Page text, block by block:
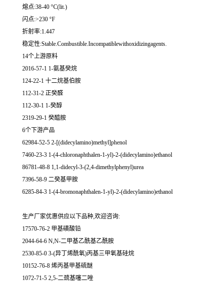
熔点:38-40 °C(lit.)
闪点:>230 °F
折射率:1.447
稳定性:Stable.Combustible.Incompatiblewithoxidizingagents.
14个上游原料
2016-57-1 1-氨基癸烷
124-22-1 十二烷基伯胺
112-31-2 正癸醛
112-30-1 1-癸醇
2319-29-1 癸醯胺
6个下游产品
62984-52-5 2-[(didecylamino)methyl]phenol
7460-23-3 1-(4-chloronaphthalen-1-yl)-2-(didecylamino)ethanol
86781-48-8 1,1-didecyl-3-(2,4-dimethylphenyl)urea
7396-58-9 二癸基甲胺
6285-84-3 1-(4-bromonaphthalen-1-yl)-2-(didecylamino)ethanol
生产厂家优惠供应以下品种,欢迎咨询:
17570-76-2 甲基磺酸铅
2044-64-6 N,N-二甲基乙酰基乙酰胺
2530-85-0 3-(异丁烯酰氧)丙基三甲氧基硅烷
10152-76-8 烯丙基甲基硫醚
1072-71-5 2,5-二巯基噻二唑